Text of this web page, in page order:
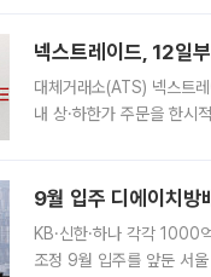
넥스트레이드, 12일
대체거래소(ATS) 넥스트
내 상·하한가 주문을 한시
9월 입주 디에이치
KB·신한·하나 각각 1000
조정 9월 입주를 앞둔 서